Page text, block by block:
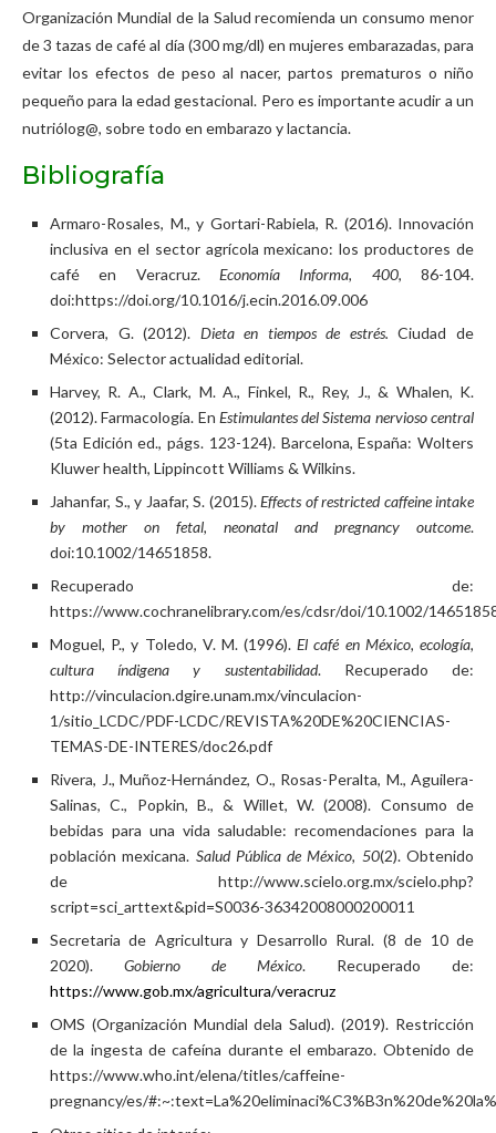
Organización Mundial de la Salud recomienda un consumo menor
de 3 tazas de café al día (300 mg/dl) en mujeres embarazadas, para
evitar los efectos de peso al nacer, partos prematuros o niño
pequeño para la edad gestacional. Pero es importante acudir a un
nutriólog@, sobre todo en embarazo y lactancia.
Bibliografía
Armaro-Rosales, M., y Gortari-Rabiela, R. (2016). Innovación
inclusiva en el sector agrícola mexicano: los productores de
café en Veracruz. Economía Informa, 400, 86-104.
doi:https://doi.org/10.1016/j.ecin.2016.09.006
Corvera, G. (2012). Dieta en tiempos de estrés. Ciudad de
México: Selector actualidad editorial.
Harvey, R. A., Clark, M. A., Finkel, R., Rey, J., & Whalen, K.
(2012). Farmacología. En Estimulantes del Sistema nervioso central
(5ta Edición ed., págs. 123-124). Barcelona, España: Wolters
Kluwer health, Lippincott Williams & Wilkins.
Jahanfar, S., y Jaafar, S. (2015).Effects of restricted caffeine intake
by mother on fetal, neonatal and pregnancy outcome.
doi:10.1002/14651858.
Recuperado de:
https://www.cochranelibrary.com/es/cdsr/doi/10.1002/
Moguel, P., y Toledo, V. M. (1996).El café en México, ecología,
cultura índigena y sustentabilidad. Recuperado de:
http://vinculacion.dgire.unam.mx/vinculacion-
1/sitio_LCDC/PDF-LCDC/REVISTA%20DE%20CIENCIAS-
TEMAS-DE-INTERES/doc26.pdf
Rivera, J., Muñoz-Hernández, O., Rosas-Peralta, M., Aguilera-
Salinas, C., Popkin, B., & Willet, W. (2008). Consumo de
bebidas para una vida saludable: recomendaciones para la
población mexicana. Salud Pública de México, 50(2). Obtenido
de http://www.scielo.org.mx/scielo.php?
script=sci_arttext&pid=S0036-36342008000200011
Secretaria de Agricultura y Desarrollo Rural. (8 de 10 de
2020). Gobierno de México. Recuperado de:
https://www.gob.mx/agricultura/veracruz
OMS (Organización Mundial dela Salud). (2019). Restricción
de la ingesta de cafeína durante el embarazo. Obtenido de
https://www.who.int/elena/titles/caffeine-
pregnancy/es/